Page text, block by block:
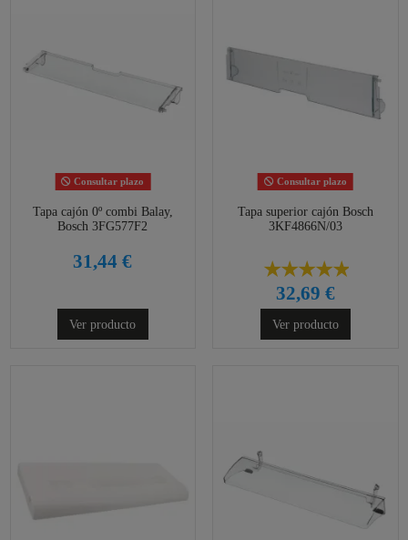
Consultar plazo
Tapa cajón 0º combi Balay,
Bosch 3FG577F2
31,44 €
Ver producto
Consultar plazo
Tapa superior cajón Bosch
3KF4866N/03
32,69 €
Ver producto